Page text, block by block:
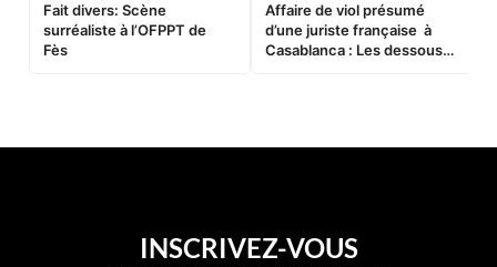
Fait divers: Scène
surréaliste à l’OFPPT de
Fès
Affaire de viol présumé
d’une juriste française à
Casablanca : Les dessous
INSCRIVEZ-VOUS